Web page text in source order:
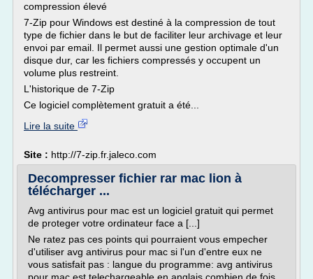
compression élevé
7-Zip pour Windows est destiné à la compression de tout
type de fichier dans le but de faciliter leur archivage et leur
envoi par email. Il permet aussi une gestion optimale d'un
disque dur, car les fichiers compressés y occupent un
volume plus restreint.
L'historique de 7-Zip
Ce logiciel complètement gratuit a été...
Lire la suite
Site : http://7-zip.fr.jaleco.com
Decompresser fichier rar mac lion à
télécharger ...
Avg antivirus pour mac est un logiciel gratuit qui permet
de proteger votre ordinateur face a [...]
Ne ratez pas ces points qui pourraient vous empecher
d'utiliser avg antivirus pour mac si l'un d'entre eux ne
vous satisfait pas : langue du programme: avg antivirus